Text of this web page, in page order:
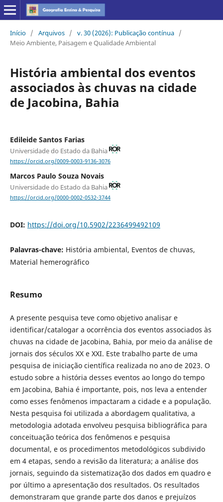
Início / Arquivos / v. 30 (2026): Publicação contínua /
Meio Ambiente, Paisagem e Qualidade Ambiental
História ambiental dos eventos
associados às chuvas na cidade
de Jacobina, Bahia
Edileide Santos Farias
Universidade do Estado da Bahia
https://orcid.org/0009-0003-9136-3076
Marcos Paulo Souza Novais
Universidade do Estado da Bahia
https://orcid.org/0000-0002-0532-3744
DOI: https://doi.org/10.5902/2236499492109
Palavras-chave: História ambiental, Eventos de chuvas,
Material hemerográfico
Resumo
A presente pesquisa teve como objetivo analisar e
identificar/catalogar a ocorrência dos eventos associados às
chuvas na cidade de Jacobina, Bahia, por meio da análise de
jornais dos séculos XX e XXI. Este trabalho parte de uma
pesquisa de iniciação científica realizada no ano de 2023. O
estudo sobre a história desses eventos ao longo do tempo
em Jacobina, Bahia é importante, pois, nos leva a entender
como esses fenômenos impactaram a cidade e a população.
Nesta pesquisa foi utilizada a abordagem qualitativa, a
metodologia adotada envolveu pesquisa bibliográfica para
conceituação teórica dos fenômenos e pesquisa
documental, e os procedimentos metodológicos subdivido
em 4 etapas, sendo a revisão da literatura; a análise dos
jornais, seguindo da sistematização dos dados em quadro e
por último a apresentação dos resultados. Os resultados
demonstraram que grande parte dos danos e prejuízos